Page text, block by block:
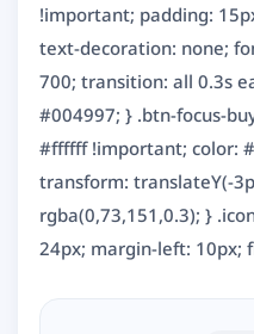
!important; padding:
text-decoration: none;
700; transition: all 0.3s
#004997; } .btn-focus-
#ffffff !important; color:
transform: translateY(-
rgba(0,73,151,0.3); }
24px; margin-left: 10px;